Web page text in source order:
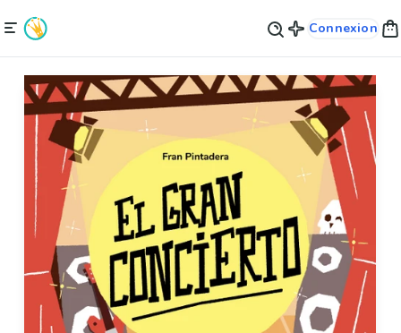
Connexion